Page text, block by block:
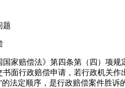
题
家赔偿法》第四条第（四）项
面行政赔偿申请，若行政机关
法定顺序，是行政赔偿案件胜诉